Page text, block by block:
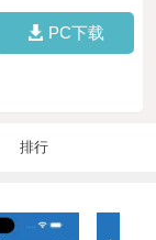
PC下载
排行